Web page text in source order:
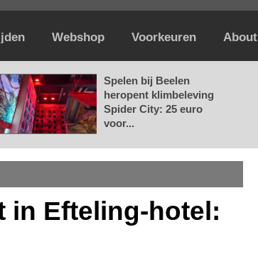
Webshop Voorkeuren About
Spelen bij Beelen
heropent klimbeleving
Spider City: 25 euro
voor...
in Efteling-hotel: